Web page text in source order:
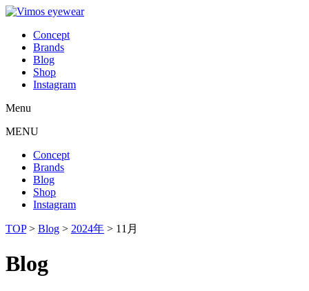
Concept
Brands
Blog
Shop
Instagram
Menu
MENU
Concept
Brands
Blog
Shop
Instagram
TOP> Blog > 2024年 > 11月
Blog